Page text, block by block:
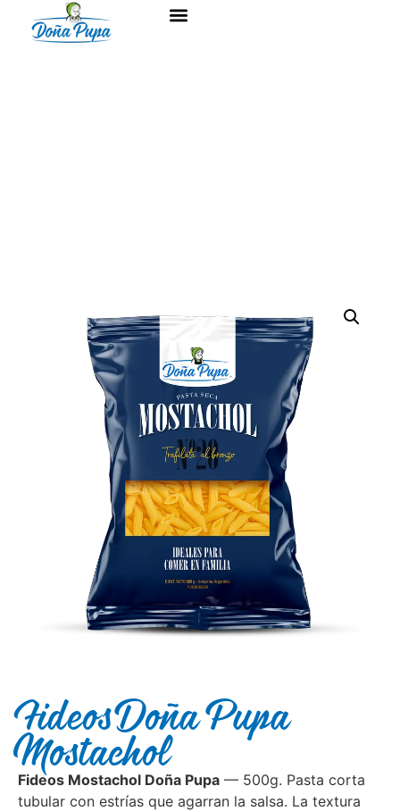
Fideos Doña Pupa
Mostachol
Fideos Mostachol Doña Pupa — 500g. Pasta corta
tubular con estrías que agarran la salsa. La textura